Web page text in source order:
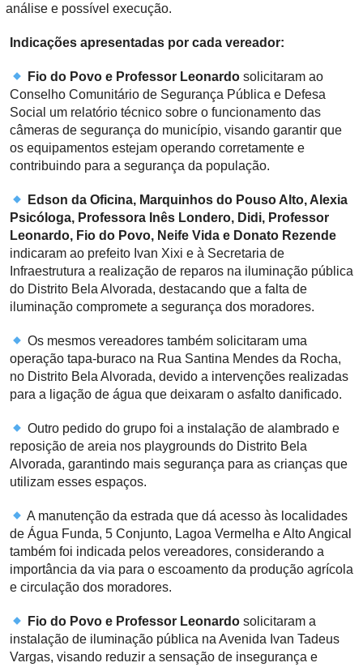
análise e possível execução.
Indicações apresentadas por cada vereador:
Fio do Povo e Professor Leonardo solicitaram ao
Conselho Comunitário de Segurança Pública e Defesa
Social um relatório técnico sobre o funcionamento das
câmeras de segurança do município, visando garantir que
os equipamentos estejam operando corretamente e
contribuindo para a segurança da população.
Edson da Oficina, Marquinhos do Pouso Alto, Alexia
Psicóloga, Professora Inês Londero, Didi, Professor
Leonardo, Fio do Povo, Neife Vida e Donato Rezende
indicaram ao prefeito Ivan Xixi e à Secretaria de
Infraestrutura a realização de reparos na iluminação pública
do Distrito Bela Alvorada, destacando que a falta de
iluminação compromete a segurança dos moradores.
Os mesmos vereadores também solicitaram uma
operação tapa-buraco na Rua Santina Mendes da Rocha,
no Distrito Bela Alvorada, devido a intervenções realizadas
para a ligação de água que deixaram o asfalto danificado.
Outro pedido do grupo foi a instalação de alambrado e
reposição de areia nos playgrounds do Distrito Bela
Alvorada, garantindo mais segurança para as crianças que
utilizam esses espaços.
A manutenção da estrada que dá acesso às localidades
de Água Funda, 5 Conjunto, Lagoa Vermelha e Alto Angical
também foi indicada pelos vereadores, considerando a
importância da via para o escoamento da produção agrícola
e circulação dos moradores.
Fio do Povo e Professor Leonardo solicitaram a
instalação de iluminação pública na Avenida Ivan Tadeus
Vargas, visando reduzir a sensação de insegurança e